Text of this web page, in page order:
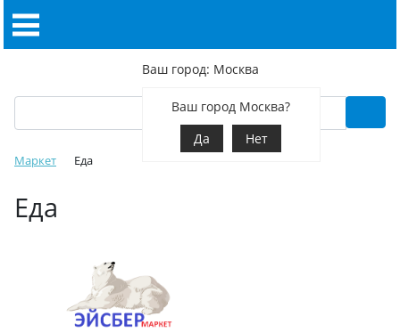
Ваш город: Москва
Ваш город Москва?
Да
Нет
Маркет Еда
Еда